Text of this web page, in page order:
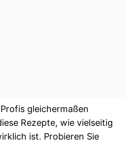
gleichermaßen
Rezepte, wie vielseitig
ist. Probieren Sie